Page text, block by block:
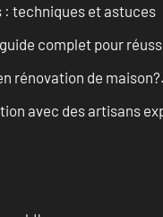
: techniques et astuces
complet pour
rénovation de maison?.
avec des artisans